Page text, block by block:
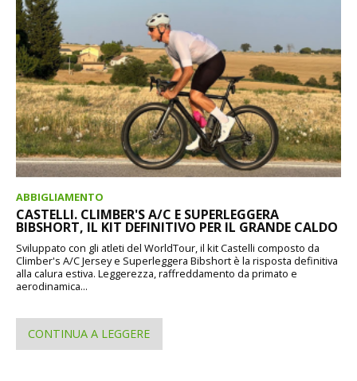
ABBIGLIAMENTO
CASTELLI. CLIMBER'S A/C E SUPERLEGGERA
BIBSHORT, IL KIT DEFINITIVO PER IL GRANDE CALDO
Sviluppato con gli atleti del WorldTour, il kit Castelli composto da
Climber's A/C Jersey e Superleggera Bibshort è la risposta definitiva
alla calura estiva. Leggerezza, raffreddamento da primato e
aerodinamica...
CONTINUA A LEGGERE